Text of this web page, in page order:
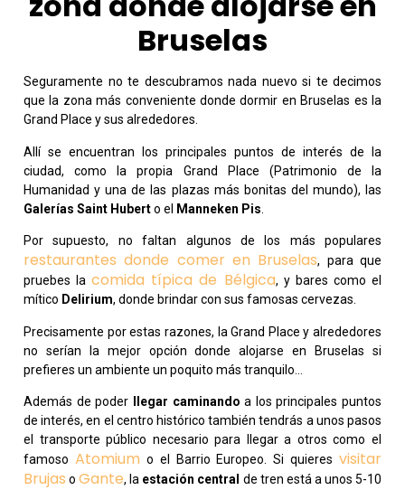
Bruselas
Seguramente no te descubramos nada nuevo si te decimos
que la zona más conveniente donde dormir en Bruselas es la
Grand Place y sus alrededores.
Allí se encuentran los principales puntos de interés de la
ciudad, como la propia Grand Place (Patrimonio de la
Humanidad y una de las plazas más bonitas del mundo), las
Galerías Saint Huberto el Manneken Pis
Por supuesto, no faltan algunos de los más populares
restaurantes donde comer en Bruselas, para que
pruebes lacomida típica de Bélgica, y bares como el
mítico Delirium, donde brindar con sus famosas cervezas.
Precisamente por estas razones, la Grand Place y alrededores
no serían la mejor opción donde alojarse en Bruselas si
prefieres un ambiente un poquito más tranquilo…
Además de poder llegar caminandoa los principales puntos
de interés, en el centro histórico también tendrás a unos pasos
el transporte público necesario para llegar a otros como el
famoso Atomium o el Barrio Europeo. Si quieres visitar
Brujas oGante, la estación central de tren está a unos 5-10